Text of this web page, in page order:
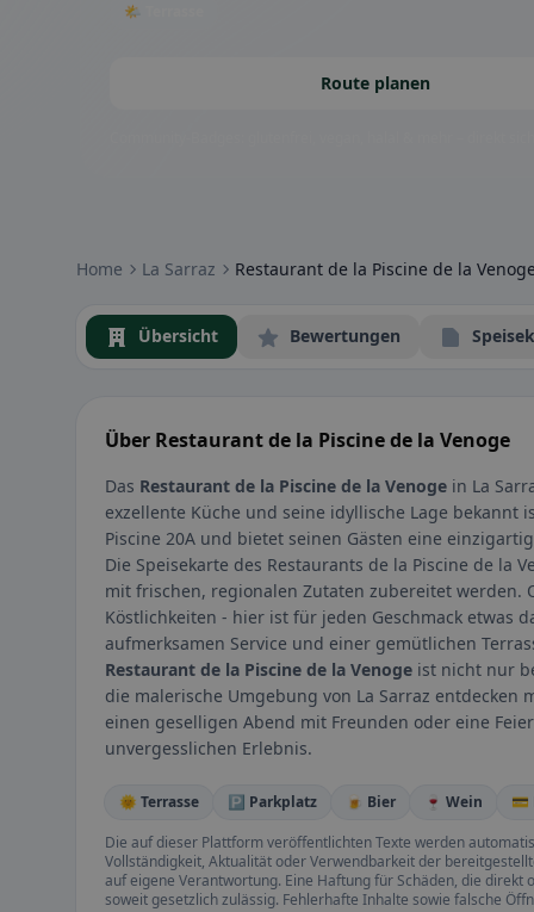
🌤 Terrasse
Route planen
Home La Sarraz Restaurant de la Piscine de la Venoge
Übersicht Bewertungen
Über Restaurant de la Piscine de la Venoge
Das Restaurant de la Piscine de la Venoge in La
exzellente Küche und seine idyllische Lage bekannt
Piscine 20A und bietet seinen Gästen eine
Die Speisekarte des Restaurants de la Piscine de la
mit frischen, regionalen Zutaten zubereitet werden.
Köstlichkeiten - hier ist für jeden Geschmack etwas
aufmerksamen Service und einer gemütlichen
Restaurant de la Piscine de la Venoge ist nicht nur
die malerische Umgebung von La Sarraz
einen geselligen Abend mit Freunden oder eine
unvergesslichen Erlebnis.
🌞 Terrasse 🅿️ Parkplatz 🍺 Bier 🍷 Wein 💳
Die auf dieser Plattform veröffentlichten Texte werden
Vollständigkeit, Aktualität oder Verwendbarkeit der
auf eigene Verantwortung. Eine Haftung für Schäden, die
soweit gesetzlich zulässig. Fehlerhafte Inhalte sowie falsche